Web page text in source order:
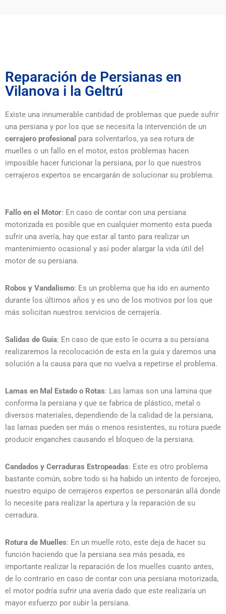
Reparación de Persianas en
Vilanova i la Geltrú
Existe una innumerable cantidad de problemas que puede sufrir
una persiana y por los que se necesita la intervención de un
cerrajero profesional para solventarlos, ya sea rotura de
muelles o un fallo en el motor, estos problemas hacen
imposible hacer funcionar la persiana, por lo que nuestros
cerrajeros expertos se encargarán de solucionar su problema.
Fallo en el Motor: En caso de contar con una persiana
motorizada es posible que en cualquier momento esta pueda
sufrir una avería, hay que estar al tanto para realizar un
mantenimiento ocasional y así poder alargar la vida útil del
motor de su persiana.
Robos y Vandalismo: Es un problema que ha ido en aumento
durante los últimos años y es uno de los motivos por los que
más solicitan nuestros servicios de cerrajería.
Salidas de Guía: En caso de que esto le ocurra a su persiana
realizaremos la recolocación de esta en la guía y daremos una
solución a la causa para que no vuelva a repetirse el problema.
Lamas en Mal Estado o Rotas: Las lamas son una lamina que
conforma la persiana y que se fabrica de plástico, metal o
diversos materiales, dependiendo de la calidad de la persiana,
las lamas pueden ser más o menos resistentes, su rotura puede
producir enganches causando el bloqueo de la persiana.
Candados y Cerraduras Estropeadas: Este es otro problema
bastante común, sobre todo si ha habido un intento de forcejeo,
nuestro equipo de cerrajeros expertos se personarán allá donde
lo necesite para realizar la apertura y la reparación de su
cerradura.
Rotura de Muelles: En un muelle roto, este deja de hacer su
función haciendo que la persiana sea más pesada, es
importante realizar la reparación de los muelles cuanto antes,
de lo contrario en caso de contar con una persiana motorizada,
el motor podría sufrir una avería dado que este realizaría un
mayor esfuerzo por subir la persiana.